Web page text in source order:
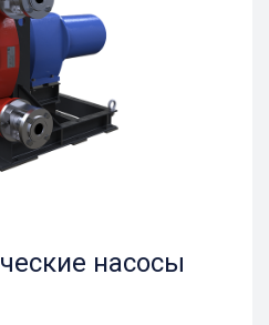
насосы